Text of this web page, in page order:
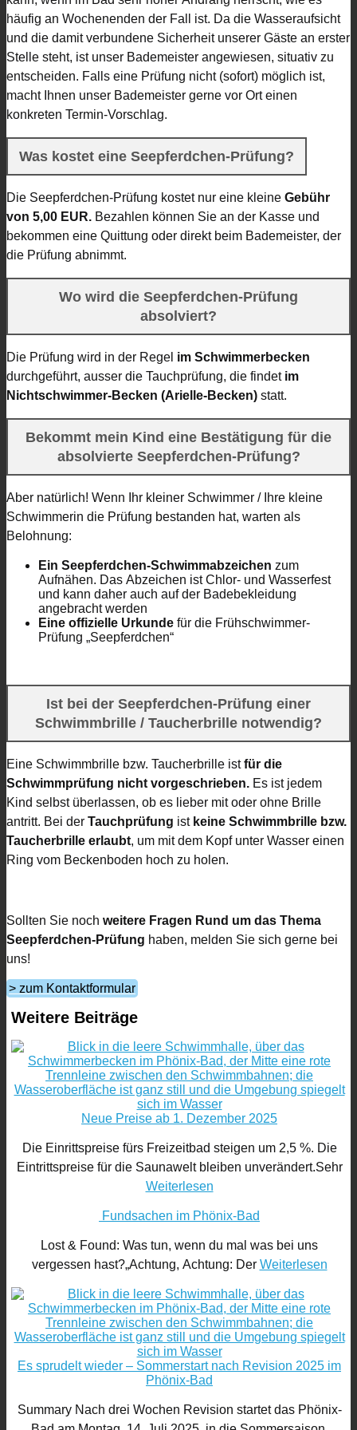
häufig an Wochenenden der Fall ist. Da die Wasseraufsicht
und die damit verbundene Sicherheit unserer Gäste an erster
Stelle steht, ist unser Bademeister angewiesen, situativ zu
entscheiden. Falls eine Prüfung nicht (sofort) möglich ist,
macht Ihnen unser Bademeister gerne vor Ort einen
konkreten Termin-Vorschlag.
Was kostet eine Seepferdchen-Prüfung?
Die Seepferdchen-Prüfung kostet nur eine kleine Gebühr
von 5,00 EUR. Bezahlen können Sie an der Kasse und
bekommen eine Quittung oder direkt beim Bademeister, der
die Prüfung abnimmt.
Wo wird die Seepferdchen-Prüfung
absolviert?
Die Prüfung wird in der Regel im Schwimmerbecken
durchgeführt, ausser die Tauchprüfung, die findet im
Nichtschwimmer-Becken (Arielle-Becken) statt.
Bekommt mein Kind eine Bestätigung für die
absolvierte Seepferdchen-Prüfung?
Aber natürlich! Wenn Ihr kleiner Schwimmer / Ihre kleine
Schwimmerin die Prüfung bestanden hat, warten als
Belohnung:
Ein Seepferdchen-Schwimmabzeichen zum
Aufnähen. Das Abzeichen ist Chlor- und Wasserfest
und kann daher auch auf der Badebekleidung
angebracht werden
Eine offizielle Urkunde für die Frühschwimmer-
Prüfung „Seepferdchen“
Ist bei der Seepferdchen-Prüfung einer
Schwimmbrille / Taucherbrille notwendig?
Eine Schwimmbrille bzw. Taucherbrille istfür die
Schwimmprüfung nicht vorgeschrieben. Es ist jedem
Kind selbst überlassen, ob es lieber mit oder ohne Brille
antritt. Bei der Tauchprüfung ist keine Schwimmbrille bzw.
Taucherbrille erlaubt, um mit dem Kopf unter Wasser einen
Ring vom Beckenboden hoch zu holen.
Sollten Sie noch weitere Fragen Rund um das Thema
Seepferdchen-Prüfung haben, melden Sie sich gerne bei
uns!
> zum Kontaktformular
Weitere Beiträge
Neue Preise ab 1. Dezember 2025
Die Einrittspreise fürs Freizeitbad steigen um 2,5 %. Die
Eintrittspreise für die Saunawelt bleiben unverändert.Sehr
Weiterlesen
Fundsachen im Phönix-Bad
Lost & Found: Was tun, wenn du mal was bei uns
vergessen hast?„Achtung, Achtung: Der Weiterlesen
Es sprudelt wieder – Sommerstart nach Revision 2025 im
Phönix-Bad
Summary Nach drei Wochen Revision startet das Phönix-